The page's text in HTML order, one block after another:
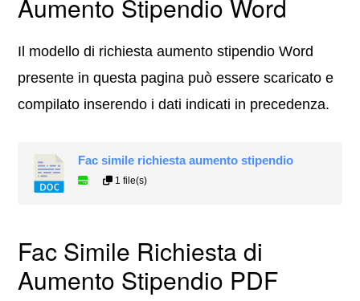
Aumento Stipendio Word
Il modello di richiesta aumento stipendio Word
presente in questa pagina può essere scaricato e
compilato inserendo i dati indicati in precedenza.
Fac simile richiesta aumento stipendio
1 file(s)
Fac Simile Richiesta di
Aumento Stipendio PDF